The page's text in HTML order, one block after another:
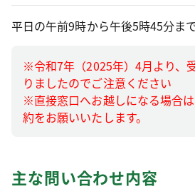
平日の午前9時から午後5時45分ま
※令和7年（2025年）4月より、
りましたのでご注意ください
※直接窓口へお越しになる場合
約をお願いいたします。
主な問い合わせ内容